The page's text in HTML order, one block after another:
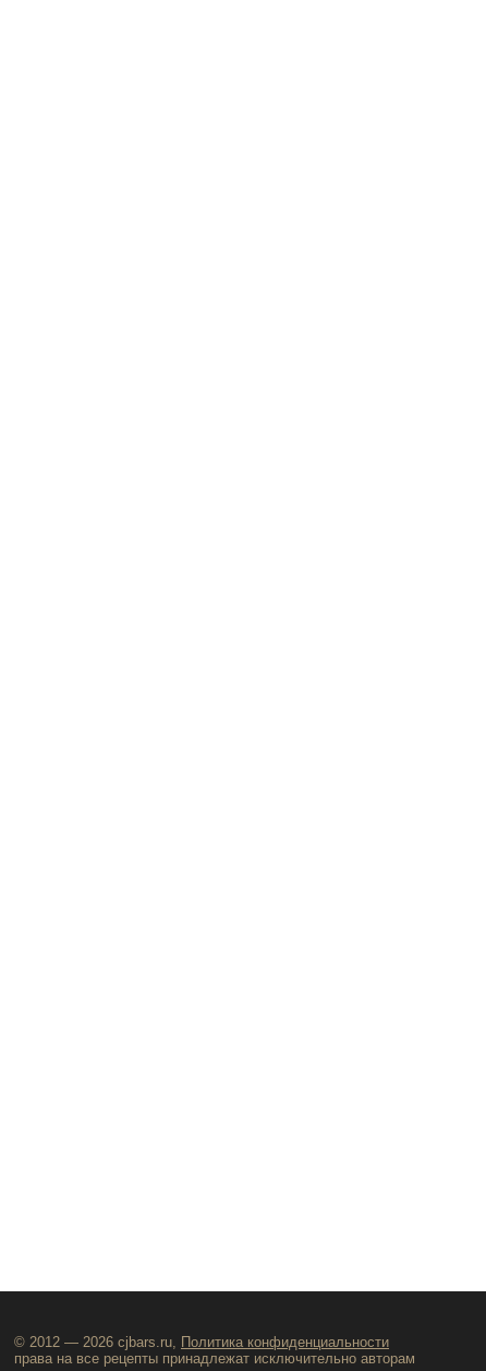
© 2012 — 2026 cjbars.ru, Политика конфиденциальности
права на все рецепты принадлежат исключительно авторам